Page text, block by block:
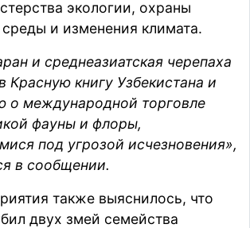
экологии, охраны
и изменения климата.
и среднеазиатская черепаха
Красную книгу Узбекистана и
о международной торговле
фауны и флоры,
под угрозой исчезновения»,
в сообщении.
также выяснилось, что
двух змей семейства